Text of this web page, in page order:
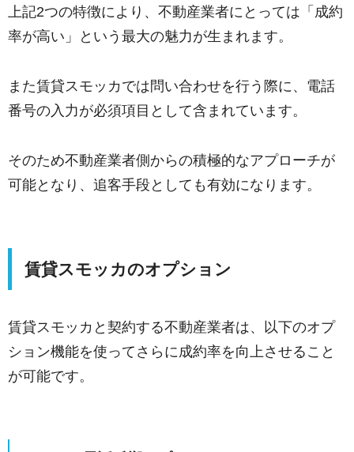
上記2つの特徴により、不動産業者にとっては「成約
率が高い」という最大の魅力が生まれます。
また賃貸スモッカでは問い合わせを行う際に、電話
番号の入力が必須項目として含まれています。
そのため不動産業者側からの積極的なアプローチが
可能となり、追客手段としても有効になります。
賃貸スモッカのオプション
賃貸スモッカと契約する不動産業者は、以下のオプ
ション機能を使ってさらに成約率を向上させること
が可能です。